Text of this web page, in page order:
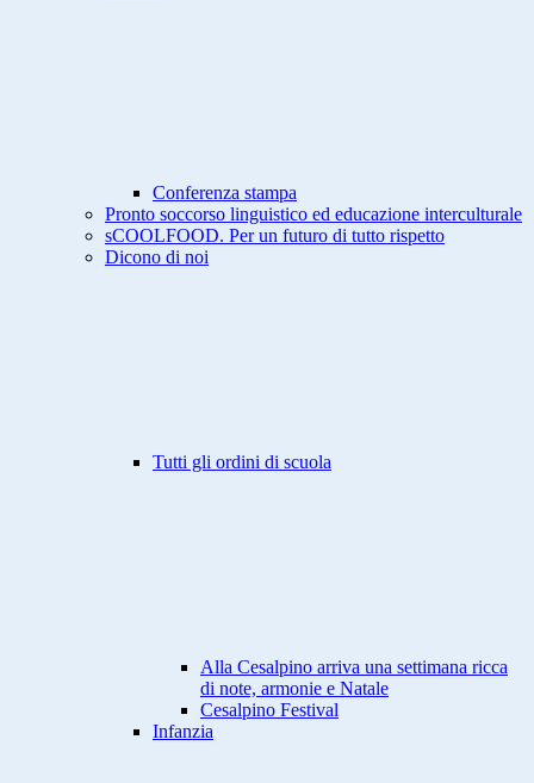
Conferenza stampa
Pronto soccorso linguistico ed educazione interculturale
sCOOLFOOD. Per un futuro di tutto rispetto
Dicono di noi
Tutti gli ordini di scuola
Alla Cesalpino arriva una settimana ricca
di note, armonie e Natale
Cesalpino Festival
Infanzia